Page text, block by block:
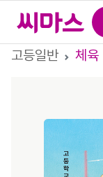
고등일반
체육